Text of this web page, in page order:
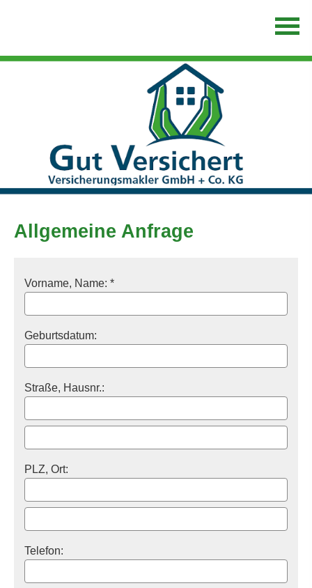
Allgemeine Anfrage
Vorname, Name: *
Geburts­datum:
Straße, Hausnr.:
PLZ, Ort:
Telefon: